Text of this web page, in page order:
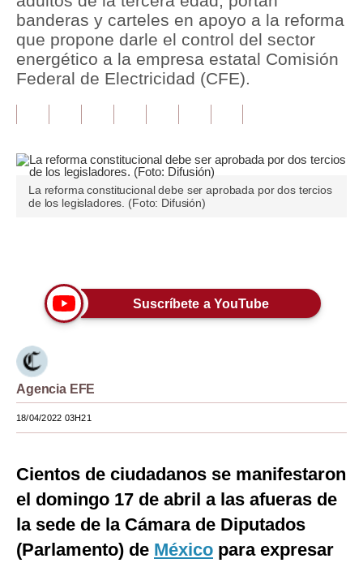
Finanzas Personales
Opinión
Editorial
Tendencias
Lujo
Viajes
Moda
Estilos
México
España
banderas y carteles en apoyo a la reforma
que propone darle el control del sector
energético a la empresa estatal Comisión
Federal de Electricidad (CFE).
La reforma constitucional debe ser aprobada por dos tercios
de los legisladores. (Foto: Difusión)
Suscríbete a YouTube
Agencia EFE
18/04/2022 03H21
Cientos de ciudadanos se manifestaron
el domingo 17 de abril a las afueras de
la sede de la Cámara de Diputados
(Parlamento) de México para expresar